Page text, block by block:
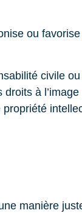
ou
civile
à
manière